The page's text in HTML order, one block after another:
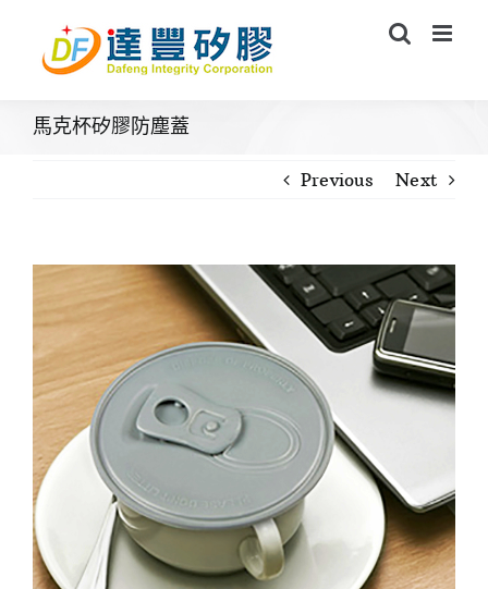
content
馬克杯矽膠防塵蓋
Previous Next
View
Larger
Image